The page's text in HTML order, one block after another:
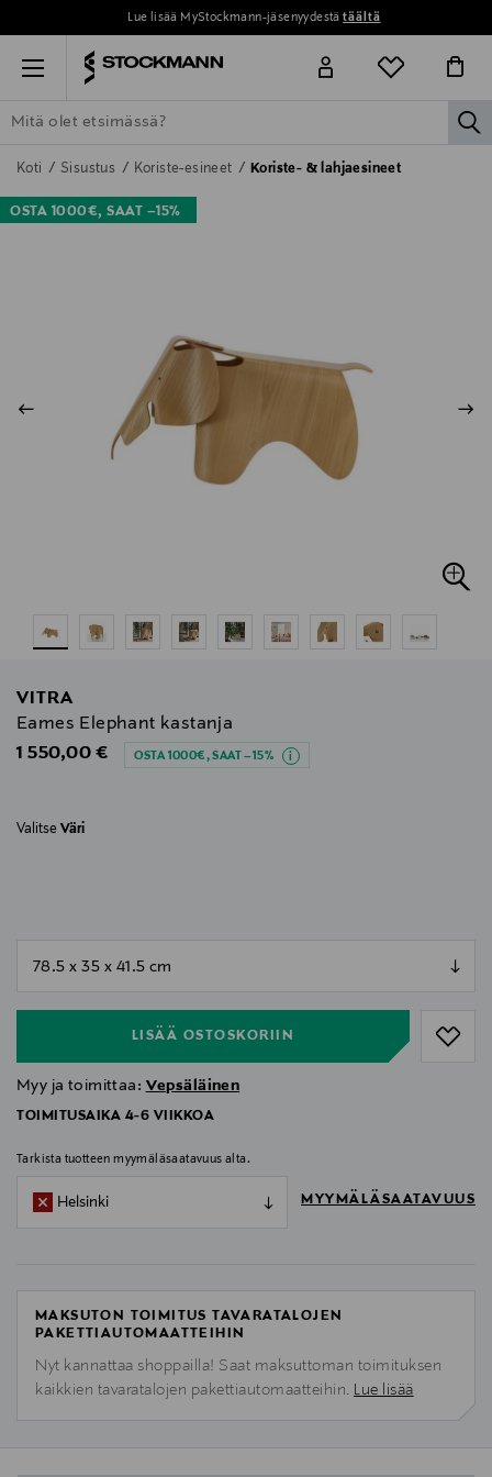
Lue lisää MyStockmann-jäsenyydestätäältä
Menu
ETSI KAIKKI NAISET MIEHET LAPSET KOTI
Koti Sisustus Koriste-esineet Koriste- & lahjaesineet
OSTA 1000€, SAAT –15%
VITRA
Eames Elephant kastanja
Original Price
1 550,00 € OSTA 1000€, SAAT –15%
Valitse Väri
LISÄÄ OSTOSKORIIN
Myy ja toimittaa: Vepsäläinen
TOIMITUSAIKA 4-6 VIIKKOA
Tarkista tuotteen myymäläsaatavuus alta.
Helsinki MYYMÄLÄSAATAVUUS
MAKSUTON TOIMITUS TAVARATALOJEN
PAKETTIAUTOMAATTEIHIN
Nyt kannattaa shoppailla! Saat maksuttoman toimituksen
kaikkien tavaratalojen pakettiautomaatteihin. Lue lisää